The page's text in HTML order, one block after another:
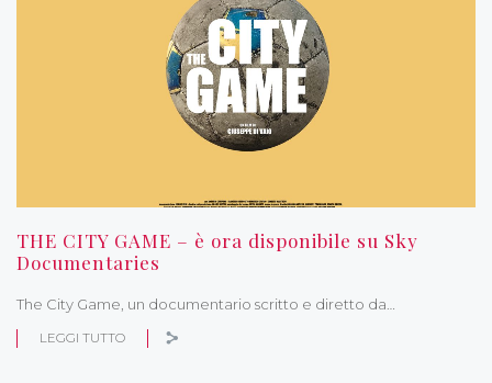
THE CITY GAME – è ora disponibile su Sky
Documentaries
The City Game, un documentario scritto e diretto da…
LEGGI TUTTO